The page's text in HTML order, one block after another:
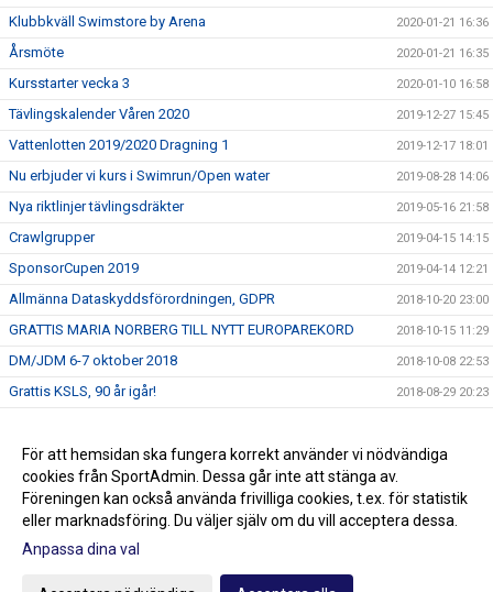
Klubbkväll Swimstore by Arena 2020-01-21 16:36
Årsmöte 2020-01-21 16:35
Kursstarter vecka 3 2020-01-10 16:58
Tävlingskalender Våren 2020 2019-12-27 15:45
Vattenlotten 2019/2020 Dragning 1 2019-12-17 18:01
Nu erbjuder vi kurs i Swimrun/Open water 2019-08-28 14:06
Nya riktlinjer tävlingsdräkter 2019-05-16 21:58
Crawlgrupper 2019-04-15 14:15
SponsorCupen 2019 2019-04-14 12:21
Allmänna Dataskyddsförordningen, GDPR 2018-10-20 23:00
GRATTIS MARIA NORBERG TILL NYTT EUROPAREKORD 2018-10-15 11:29
DM/JDM 6-7 oktober 2018 2018-10-08 22:53
Grattis KSLS, 90 år igår! 2018-08-29 20:23
Två nya val i menyn till vänster! 2016-09-06 14:13
2016-07-27 13:49
Gå till Webbversion
För att hemsidan ska fungera korrekt använder vi nödvändiga
cookies från SportAdmin. Dessa går inte att stänga av.
Föreningen kan också använda frivilliga cookies, t.ex. för statistik
eller marknadsföring. Du väljer själv om du vill acceptera dessa.
Anpassa dina val